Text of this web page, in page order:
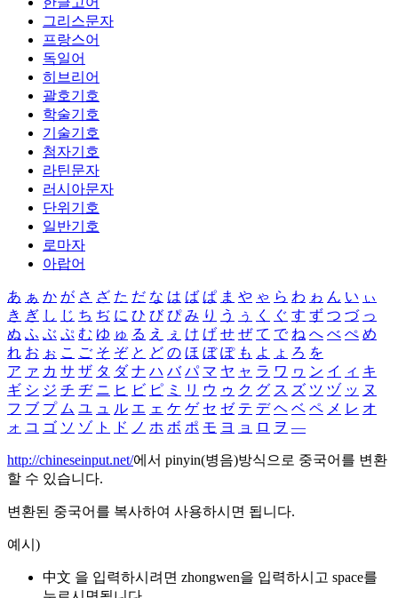
그리스문자
프랑스어
독일어
히브리어
괄호기호
학술기호
기술기호
첨자기호
라틴문자
러시아문자
단위기호
일반기호
로마자
아랍어
あ ぁ か が さ ざ た だ な は ば ぱ ま や ゃ ら わ ゎ ん い ぃ
き ぎ し じ ち ぢ に ひ び ぴ み り う ぅ く ぐ す ず つ づ っ
ぬ ふ ぶ ぷ む ゆ ゅ る え ぇ け げ せ ぜ て で ね へ べ ぺ め
れ お ぉ こ ご そ ぞ と ど の ほ ぼ ぽ も よ ょ ろ を
ア ァ カ サ ザ タ ダ ナ ハ バ パ マ ヤ ャ ラ ワ ヮ ン イ ィ キ
ギ シ ジ チ ヂ ニ ヒ ビ ピ ミ リ ウ ゥ ク グ ス ズ ツ ヅ ッ ヌ
フ ブ プ ム ユ ュ ル エ ェ ケ ゲ セ ゼ テ デ ヘ ベ ペ メ レ オ
ォ コ ゴ ソ ゾ ト ド ノ ホ ボ ポ モ ヨ ョ ロ ヲ ―
http://chineseinput.net/에서 pinyin(병음)방식으로 중국어를 변환
할 수 있습니다.
변환된 중국어를 복사하여 사용하시면 됩니다.
예시)
中文 을 입력하시려면 zhongwen을 입력하시고 space를